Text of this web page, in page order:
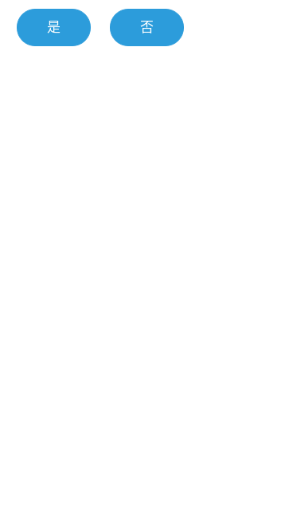
是 否